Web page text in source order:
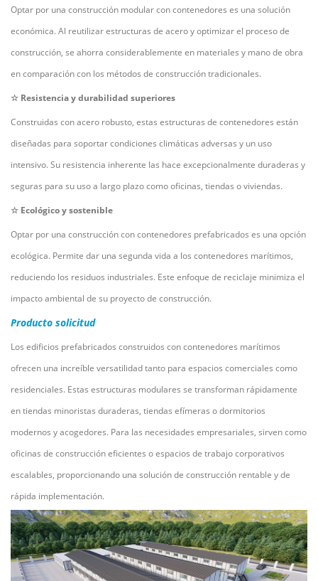
Optar por una construcción modular con contenedores es una solución
económica. Al reutilizar estructuras de acero y optimizar el proceso de
construcción, se ahorra considerablemente en materiales y mano de obra
en comparación con los métodos de construcción tradicionales.
☆ Resistencia y durabilidad superiores
Construidas con acero robusto, estas estructuras de contenedores están
diseñadas para soportar condiciones climáticas adversas y un uso
intensivo. Su resistencia inherente las hace excepcionalmente duraderas y
seguras para su uso a largo plazo como oficinas, tiendas o viviendas.
☆ Ecológico y sostenible
Optar por una construcción con contenedores prefabricados es una opción
ecológica. Permite dar una segunda vida a los contenedores marítimos,
reduciendo los residuos industriales. Este enfoque de reciclaje minimiza el
impacto ambiental de su proyecto de construcción.
Producto solicitud
Los edificios prefabricados construidos con contenedores marítimos
ofrecen una increíble versatilidad tanto para espacios comerciales como
residenciales. Estas estructuras modulares se transforman rápidamente
en tiendas minoristas duraderas, tiendas efímeras o dormitorios
modernos y acogedores. Para las necesidades empresariales, sirven como
oficinas de construcción eficientes o espacios de trabajo corporativos
escalables, proporcionando una solución de construcción rentable y de
rápida implementación.